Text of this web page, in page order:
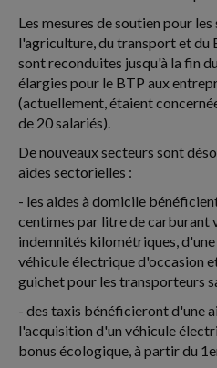
Les mesures de soutien pour
l'agriculture, du transport et du
sont reconduites jusqu'à la fin
élargies pour le BTP aux
(actuellement, étaient
de 20 salariés).
De nouveaux secteurs sont
aides sectorielles :
- les aides à domicile
centimes par litre de carburant
indemnités kilométriques,
véhicule électrique d'occasion
guichet pour les transporteurs
- des taxis bénéficieront d'une
l'acquisition d'un véhicule
bonus écologique, à partir du